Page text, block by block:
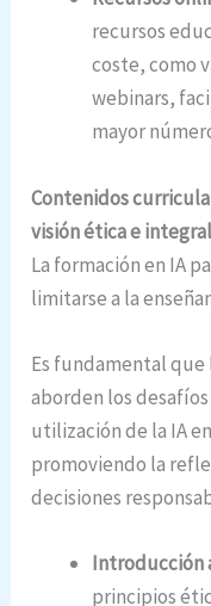
recursos
coste, como
webinars,
mayor
Contenidos
visión ética e
La formación en IA
limitarse a la
Es fundamental que
aborden los
utilización de la IA
promoviendo la
decisiones
Introducción
principios